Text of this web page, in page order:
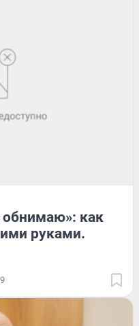
обнимаю»: как
руками.